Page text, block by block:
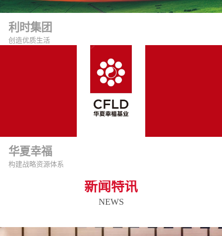
利时集团
创造优质生活
华夏幸福
构建战略资源体系
新闻特讯
NEWS